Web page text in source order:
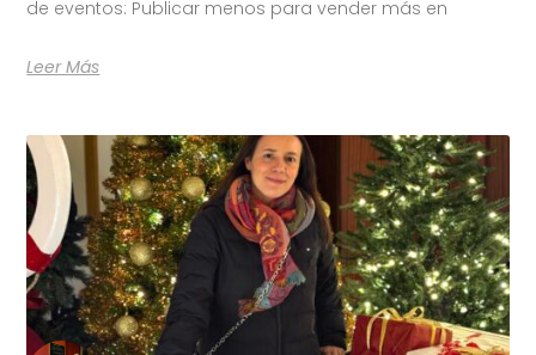
de eventos: Publicar menos para vender más en
Leer Más